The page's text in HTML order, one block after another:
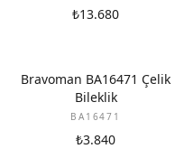
₺13.680
Bravoman BA16471 Çelik
Bileklik
BA16471
₺3.840